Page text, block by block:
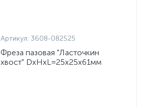
Артикул: 3608-082525
Фреза пазовая "Ласточкин
хвост" DxHxL=25х25х61мм